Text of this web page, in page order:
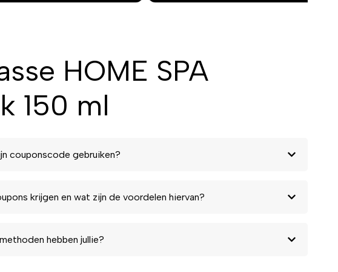
HOME SPA
150 ml
couponscode gebruiken?
krijgen en wat zijn de voordelen hiervan?
hebben jullie?